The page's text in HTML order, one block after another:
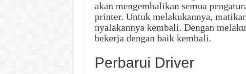
akan mengembalikan semua
printer. Untuk melakukannya,
nyalakannya kembali. Dengan
bekerja dengan baik kembali.
Perbarui Driver